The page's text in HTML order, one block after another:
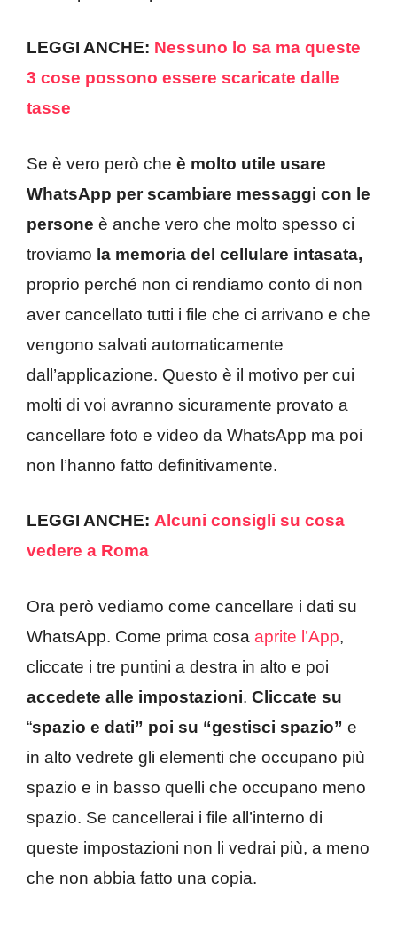
LEGGI ANCHE: Nessuno lo sa ma queste
3 cose possono essere scaricate dalle
tasse
Se è vero però che è molto utile usare
WhatsApp per scambiare messaggi con le
persone è anche vero che molto spesso ci
troviamo la memoria del cellulare intasata,
proprio perché non ci rendiamo conto di non
aver cancellato tutti i file che ci arrivano e che
vengono salvati automaticamente
dall’applicazione. Questo è il motivo per cui
molti di voi avranno sicuramente provato a
cancellare foto e video da WhatsApp ma poi
non l’hanno fatto definitivamente.
LEGGI ANCHE: Alcuni consigli su cosa
vedere a Roma
Ora però vediamo come cancellare i dati su
WhatsApp. Come prima cosa aprite l’App,
cliccate i tre puntini a destra in alto e poi
accedete alle impostazioni. Cliccate su
“spazio e dati” poi su “gestisci spazio” e
in alto vedrete gli elementi che occupano più
spazio e in basso quelli che occupano meno
spazio. Se cancellerai i file all’interno di
queste impostazioni non li vedrai più, a meno
che non abbia fatto una copia.